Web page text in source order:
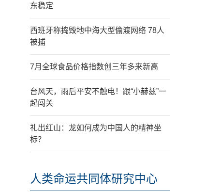
东稳定
西班牙称捣毁地中海大型偷渡网络 78人
被捕
7月全球食品价格指数创三年多来新高
台风天，雨后平安不触电！跟“小赫兹”一
起闯关
礼出红山：龙如何成为中国人的精神坐
标？
人类命运共同体研究中心